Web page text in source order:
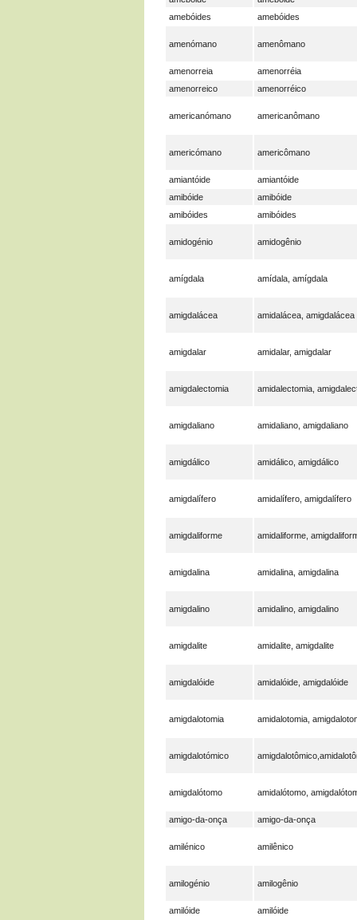
amebóides
amebóides
amenómano amenômano
amenorreia
amenorréia
amenorreico
amenorréico
americanómano americanômano
americómano americômano
amiantóide
amiantóide
amibóide
amibóide
amibóides
amibóides
amidogénio amidogênio
amígdala amídala, amígdala
amigdalácea amidalácea, amigdalácea
amigdalar amidalar, amigdalar
amigdalectomia amidalectomia,
amigdaliano amidaliano, amigdaliano
amigdálico amidálico, amigdálico
amigdalífero amidalífero, amigdalífero
amigdaliforme amidaliforme,
amigdalina amidalina, amigdalina
amigdalino amidalino, amigdalino
amigdalite amidalite, amigdalite
amigdalóide amidalóide, amigdalóide
amigdalotomia amidalotomia,
amigdalotómico
amigdalótomo amidalótomo,
amigo-da-onça amigo-da-onça
amilénico amilênico
amilogénio amilogênio
amilóide amilóide